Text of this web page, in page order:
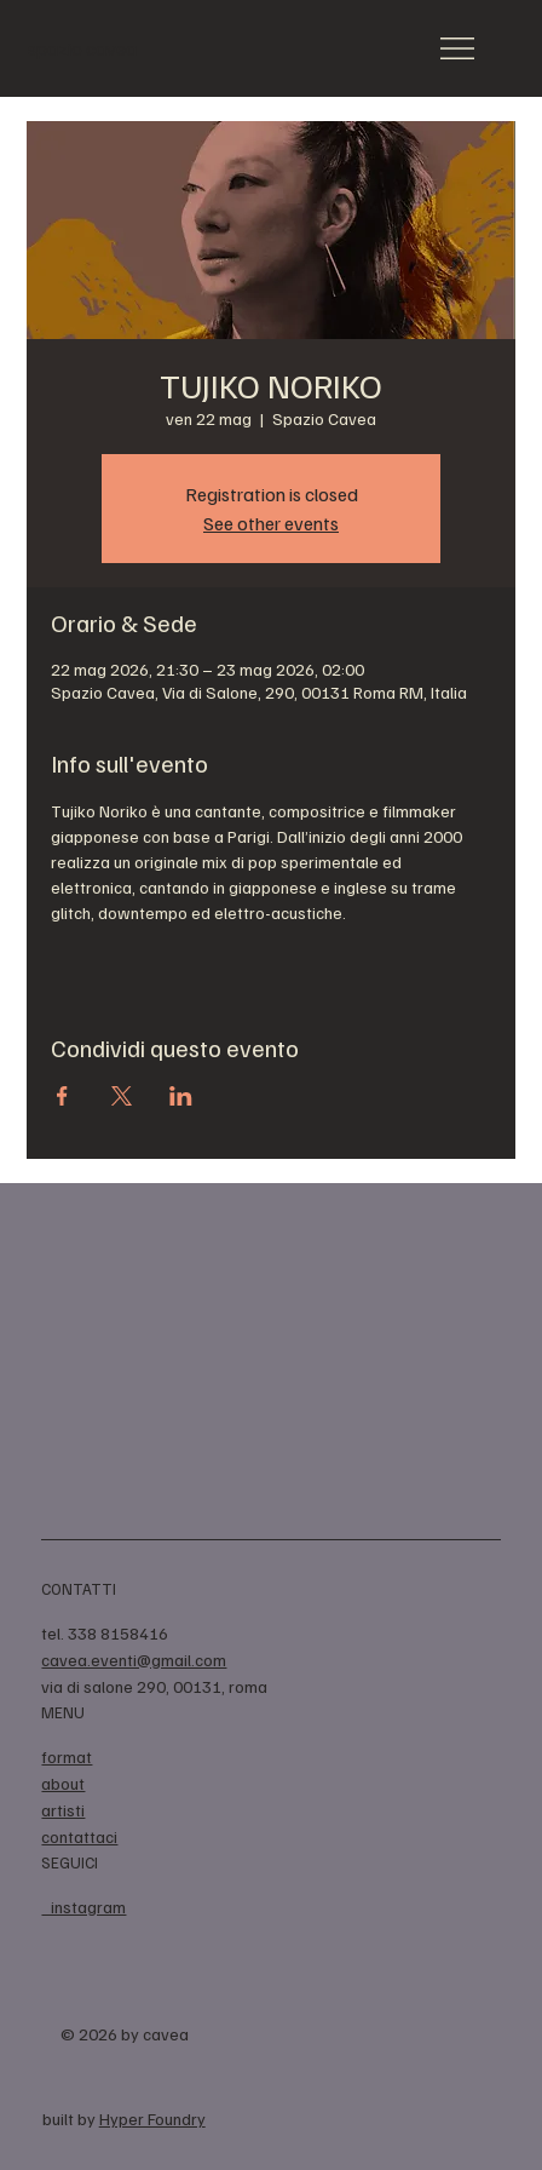
TUJIKO NORIKO
ven 22 mag
  |
Spazio Cavea
Registration is closed
See other events
Orario & Sede
22 mag 2026, 21:30 – 23 mag 2026, 02:00
Spazio Cavea, Via di Salone, 290, 00131 Roma RM, Italia
Info sull'evento
Tujiko Noriko è una cantante, compositrice e filmmaker
giapponese con base a Parigi. Dall’inizio degli anni 2000
realizza un originale mix di pop sperimentale ed
elettronica, cantando in giapponese e inglese su trame
glitch, downtempo ed elettro-acustiche.
Condividi questo evento
CONTATTI
tel. 338 8158416
cavea.eventi@gmail.com
via di salone 290, 00131, roma
MENU
format
about
artisti
contattaci
SEGUICI
instagram
built by Hyper Foundry
© 2026 by cavea